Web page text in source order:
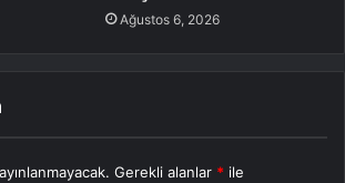
Ağustos 6, 2026
Gerekli alanlar * ile